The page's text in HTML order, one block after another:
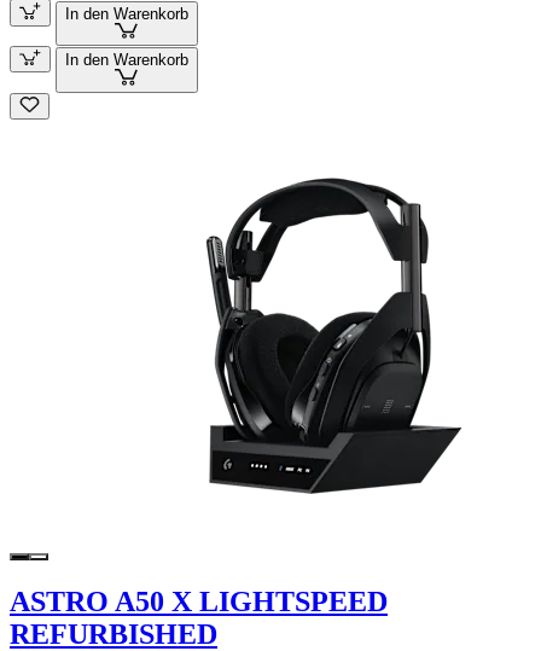
In den Warenkorb
In den Warenkorb
ASTRO A50 X LIGHTSPEED
REFURBISHED